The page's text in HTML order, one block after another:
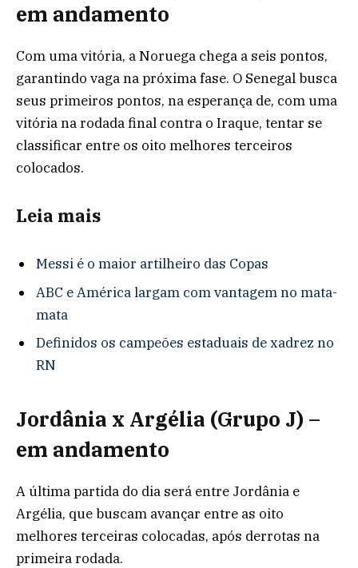
em andamento
Com uma vitória, a Noruega chega a seis pontos,
garantindo vaga na próxima fase. O Senegal busca
seus primeiros pontos, na esperança de, com uma
vitória na rodada final contra o Iraque, tentar se
classificar entre os oito melhores terceiros
colocados.
Leia mais
Messi é o maior artilheiro das Copas
ABC e América largam com vantagem no mata-
mata
Definidos os campeões estaduais de xadrez no
RN
Jordânia x Argélia (Grupo J) –
em andamento
A última partida do dia será entre Jordânia e
Argélia, que buscam avançar entre as oito
melhores terceiras colocadas, após derrotas na
primeira rodada.